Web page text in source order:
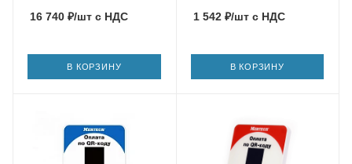
16 740 ₽/шт с НДС
В КОРЗИНУ
1 542₽/штс НДС
В КОРЗИНУ